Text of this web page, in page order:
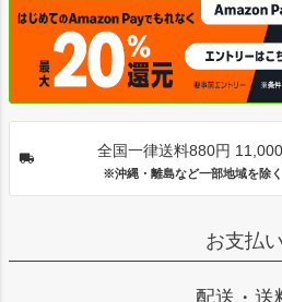
全国一律送料880円
※沖縄・離島など一部地域を除
お支払い
配送・送